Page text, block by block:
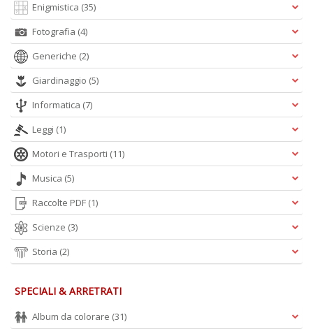
Enigmistica (35)
Fotografia (4)
Generiche (2)
Giardinaggio (5)
Informatica (7)
Leggi (1)
Motori e Trasporti (11)
Musica (5)
Raccolte PDF (1)
Scienze (3)
Storia (2)
SPECIALI & ARRETRATI
Album da colorare (31)